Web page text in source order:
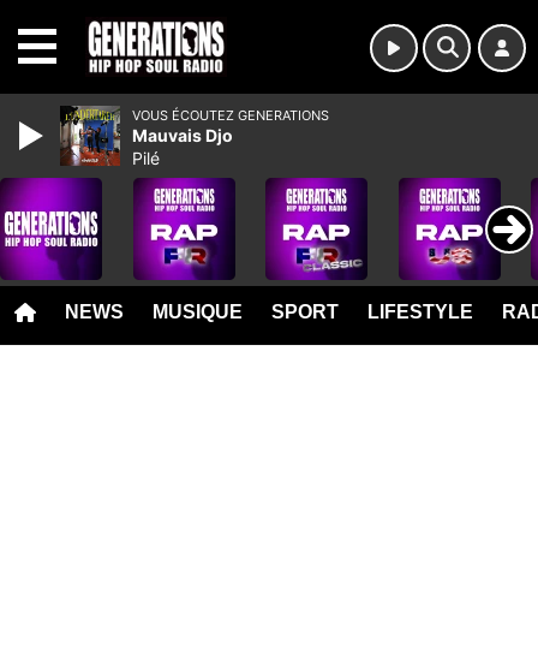
NEWS MUSIQUE SPORT LIFESTYLE
VOUS ÉCOUTEZ GENERATIONS
Mauvais Djo
Pilé